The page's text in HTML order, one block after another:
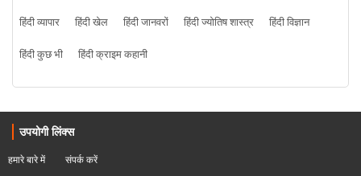
हिंदी व्यापार
हिंदी खेल हिंदी जानवरों हिंदी ज्योतिष शास्त्र
हिंदी विज्ञान
हिंदी कुछ भी
हिंदी क्राइम कहानी
उपयोगी लिंक्स
हमारे बारे में संपर्क करें